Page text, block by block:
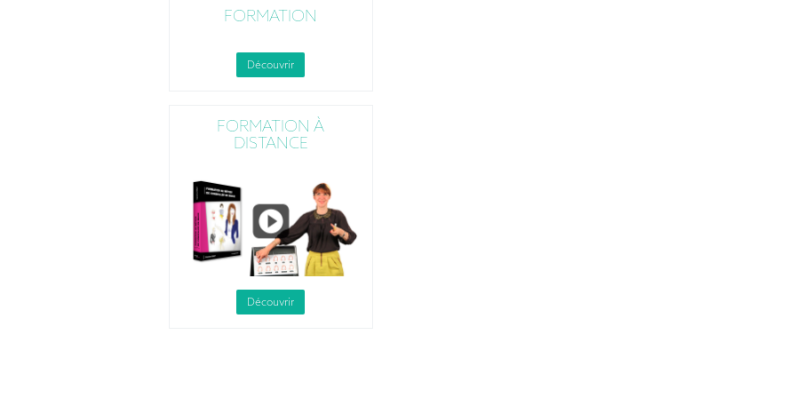
FORMATION
Découvrir
FORMATION À
DISTANCE
Découvrir